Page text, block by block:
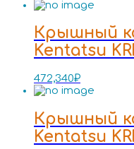
Крышный
Kentatsu
472,340₽
Крышный
Kentatsu